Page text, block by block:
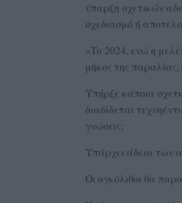
ύπαρξη σχετικών
σχεδιασμό ή
«Το 2024, ενώ η
μήκος της παραλίας,
Υπήρξε κάποια
διαδίδεται
γνώσεις;
Υπάρχει άδεια των
Οι ογκόλιθοι θα